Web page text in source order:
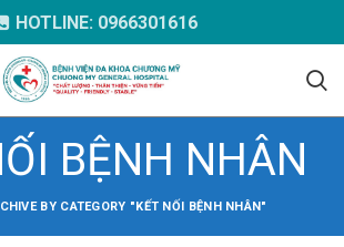
HOTLINE: 0966301616
BỆNH NHÂN
BY CATEGORY "KẾT NỐI BỆNH NHÂN"